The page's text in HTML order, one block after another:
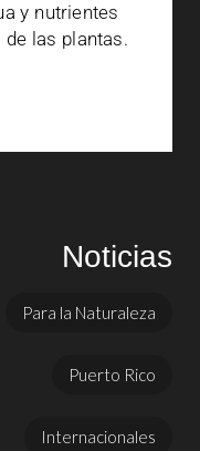
y nutrientes
las plantas.
Noticias
Para la Naturaleza
Puerto Rico
Internacionales